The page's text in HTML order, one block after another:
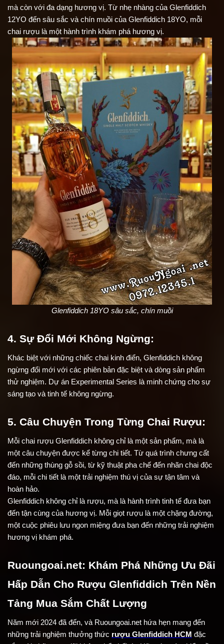
mà còn với đa dạng hương vị. Từ nhẹ nhàng của Glenfiddich
12YO đến sâu sắc và chín muồi của Glenfiddich 18YO, mỗi
chai rượu là một hành trình khám phá hương vị.
Glenfiddich 18YO sâu sắc, chín muồi
4. Sự Đổi Mới Không Ngừng:
Khác biệt với những chiếc chai kinh điển, Glenfiddich không
ngừng đổi mới với các phiên bản đặc biệt và dòng sản phẩm
thử nghiệm. Dự án Experimental Series là minh chứng cho sự
sáng tạo và tinh tế không ngừng.
5. Câu Chuyện Trong Từng Chai Rượu:
Mỗi chai rượu Glenfiddich không chỉ là một sản phẩm, mà là
một câu chuyện được kể từng chi tiết. Từ quá trình chưng cất
đến những thùng gỗ sồi, từ kỹ thuật pha chế đến nhãn chai độc
đáo, mỗi chi tiết là một trải nghiệm thú vị của sự tận tâm và
hoàn hảo.
Glenfiddich không chỉ là rượu, mà là hành trình tinh tế đưa bạn
đến tận cùng của hương vị. Mỗi giọt rượu là một chặng đường,
một cuộc phiêu lưu ngon miệng đưa bạn đến những trải nghiệm
hương vị khám phá.
Ruoungoai.net: Khám Phá Những Ưu Đãi
Hấp Dẫn Cho Rượu Glenfiddich Trên Nền
Tảng Mua Sắm Chất Lượng
Năm mới 2024 đã đến, và Ruoungoai.net hứa hẹn mang đến
những trải nghiệm thưởng thức rượu Glenfiddich HCM đặc